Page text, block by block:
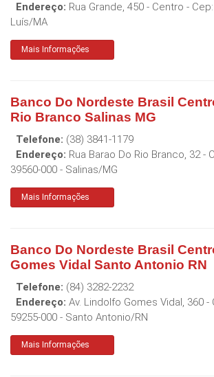
Endereço: Rua Grande, 450 - Centro - Cep:
Luís/MA
Mais Informações
Banco Do Nordeste Brasil
Rio Branco Salinas MG
Telefone: (38) 3841-1179
Endereço: Rua Barao Do Rio Branco, 32 -
39560-000 - Salinas/MG
Mais Informações
Banco Do Nordeste Brasil
Gomes Vidal Santo Antonio RN
Telefone: (84) 3282-2232
Endereço: Av. Lindolfo Gomes Vidal, 360 -
59255-000 - Santo Antonio/RN
Mais Informações